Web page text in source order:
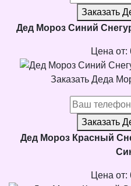
Заказать
Дед Мороз Синий
Цена от:
Заказать Деда
Заказать
Дед Мороз Красный
Цена от: